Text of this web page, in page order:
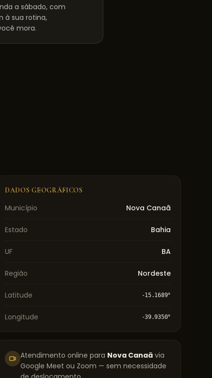
a sábado, com
à sua rotina,
mora.
DADOS GEOGRÁFICOS
Município Nova Canaã
Estado Bahia
UF BA
Região Nordeste
Latitude -15.1689°
Longitude -39.9350°
Atendimento online para Nova Canaã via
Google Meet ou Zoom — sem necessidade